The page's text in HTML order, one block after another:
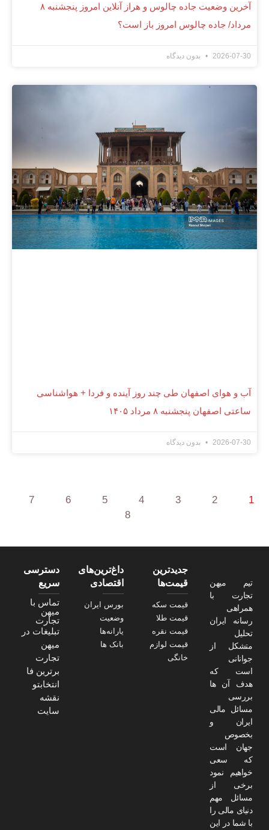
آخرین وضعیت جاده چالوس و هراز آنلاین امروز پنجشنبه ۸
مرداد/ جاده چالوس امروز باز است؟
2026-07-30 بدون دیدگاه
آب و هوای اصفهان طی چند روز آینده و فردا + هواشناسی
ساعتی اصفهان پنجشنبه ۸ مرداد ۱۴۰۵
2026-07-30 بدون دیدگاه
1
2
3
4
5
6
7
8
تیم میهن
تجارت با
همراهی
رسانه ایران
تحلیل
متشکل از
جوانانی
است که
هدف آن ها
بررسی
مسائل مالی
ایران و
بخصوص
جهان است
که سعی
خواهیم نمود
برخی از
مسائل مهم
دنیای مالی را
با شما در این
جدیدترین
قیمت‌ها
قیمت سکه
قیمت طلا
قیمت نقره
قیمت لوازم
خانگی
داغ‌ترین‌های
اقتصادی
بورس ایران
وضعیت
یارانه‌ها
بانک ها
دسترسی
سریع
تماس با
میهن
تجارت
تبلیغات در
میهن
تجارت
برترین فا
انتخابتو
نقشه
سایت